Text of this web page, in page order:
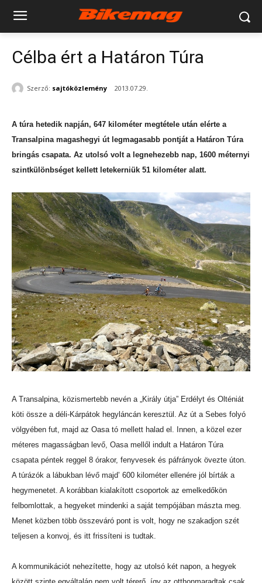
Célba ért a Határon Túra
Szerző: sajtóközlemény 2013.07.29.
A túra hetedik napján, 647 kilométer megtétele után elérte a
Transalpina magashegyi út legmagasabb pontját a Határon Túra
bringás csapata. Az utolsó volt a legnehezebb nap, 1600 méternyi
szintkülönbséget kellett letekerniük 51 kilométer alatt.
A Transalpina, közismertebb nevén a „Király útja” Erdélyt és Olténiát
köti össze a déli-Kárpátok hegyláncán keresztül. Az út a Sebes folyó
völgyében fut, majd az Oasa tó mellett halad el. Innen, a közel ezer
méteres magasságban levő, Oasa mellől indult a Határon Túra
csapata péntek reggel 8 órakor, fenyvesek és páfrányok övezte úton.
A túrázók a lábukban lévő majd’ 600 kilométer ellenére jól bírták a
hegymenetet. A korábban kialakított csoportok az emelkedőkön
felbomlottak, a hegyeket mindenki a saját tempójában mászta meg.
Menet közben több összeváró pont is volt, hogy ne szakadjon szét
teljesen a konvoj, és itt frissíteni is tudtak.
A kommunikációt nehezítette, hogy az utolsó két napon, a hegyek